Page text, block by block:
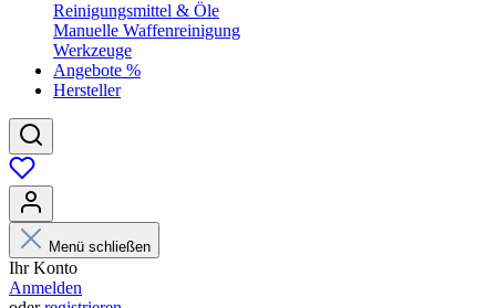
Reinigungsmittel & Öle
Manuelle Waffenreinigung
Werkzeuge
Angebote %
Hersteller
Menü schließen
Ihr Konto
Anmelden